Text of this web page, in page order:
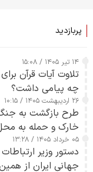
پربازدید
۱۴ تیر ۱۴۰۵ / ۱۵:۰۸
تلاوت آیات قرآن
چه پیامی داشت؟
۲۶ اردیبهشت ۱۴۰۵ / ۱۰:۱۵
طرح‌ بازگشت به
خارک و حمله به
۰۵ خرداد ۱۴۰۵ / ۱۳:۲۸
دستور وزیر
جهانی ایران از